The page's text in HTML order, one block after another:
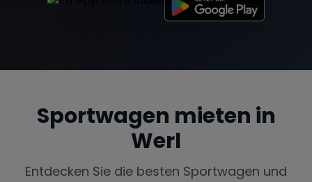
Sportwagen mieten in
Werl
Entdecken Sie die besten Sportwagen und